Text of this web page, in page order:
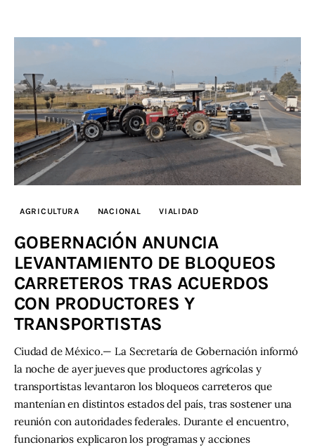
AGRICULTURA NACIONAL VIALIDAD
GOBERNACIÓN ANUNCIA
LEVANTAMIENTO DE BLOQUEOS
CARRETEROS TRAS ACUERDOS
CON PRODUCTORES Y
TRANSPORTISTAS
Ciudad de México.— La Secretaría de Gobernación informó
la noche de ayer jueves que productores agrícolas y
transportistas levantaron los bloqueos carreteros que
mantenían en distintos estados del país, tras sostener una
reunión con autoridades federales. Durante el encuentro,
funcionarios explicaron los programas y acciones